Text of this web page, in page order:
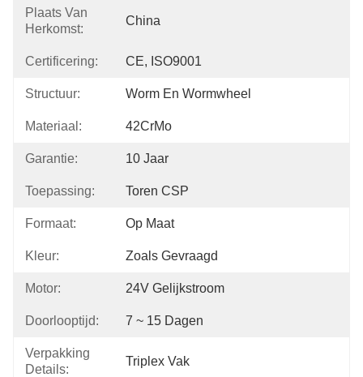
Plaats Van
Herkomst:
China
Certificering: CE, ISO9001
Structuur: Worm En Wormwheel
Materiaal: 42CrMo
Garantie: 10 Jaar
Toepassing: Toren CSP
Formaat: Op Maat
Kleur: Zoals Gevraagd
Motor: 24V Gelijkstroom
Doorlooptijd: 7 ~ 15 Dagen
Verpakking
Details:
Triplex Vak